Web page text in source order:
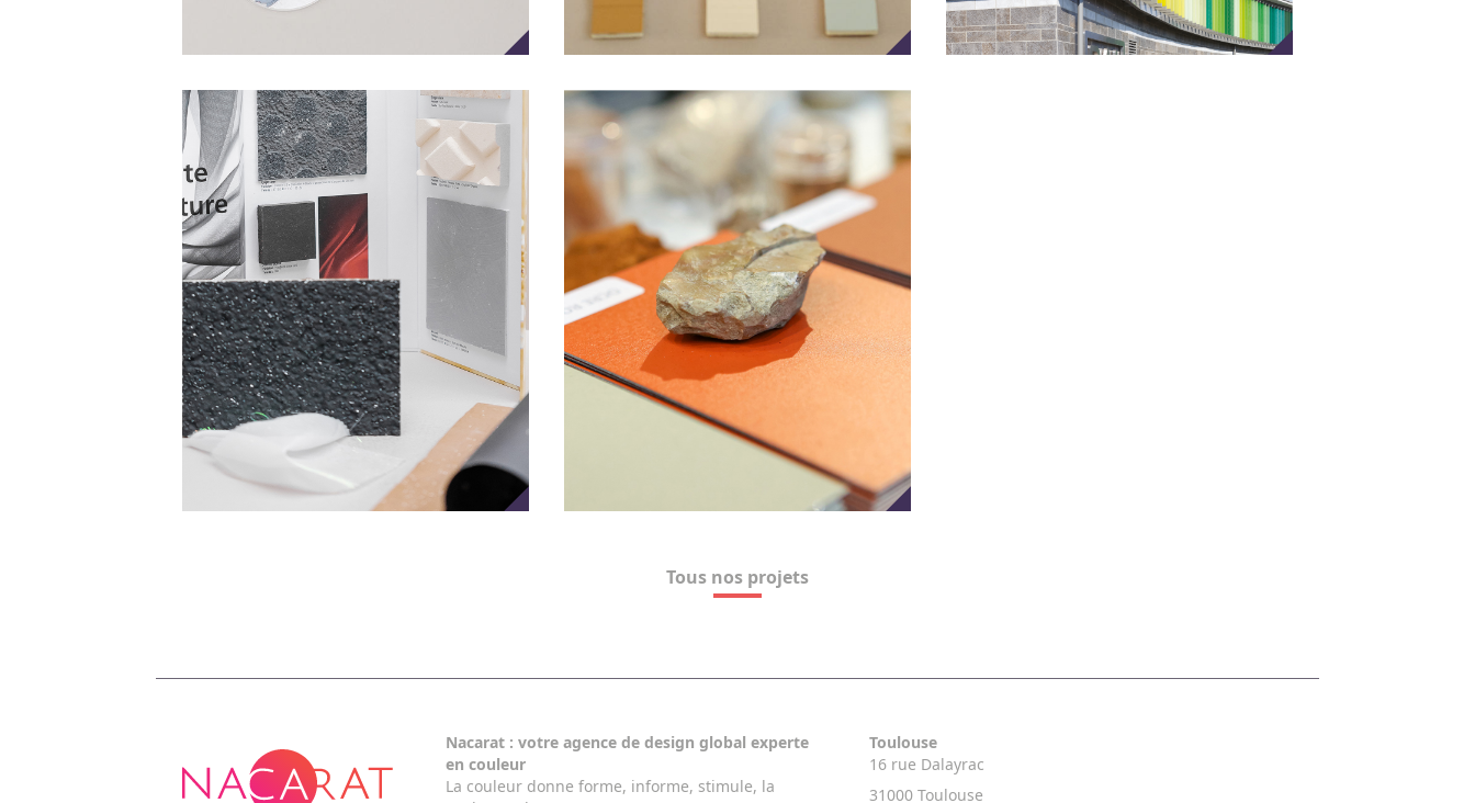
Tous nos projets
Nacarat : votre agence de design global experte
en couleur
La couleur donne forme, informe, stimule, la
Toulouse
16 rue Dalayrac
31000 Toulouse